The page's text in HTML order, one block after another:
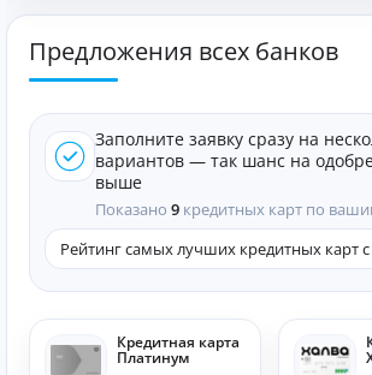
Предложения всех банков
Заполните заявку сразу на
вариантов — так шанс на
выше
Показано 9 кредитных карт по
Рейтинг самых лучших кредитных
Кредитная карта
Платинум